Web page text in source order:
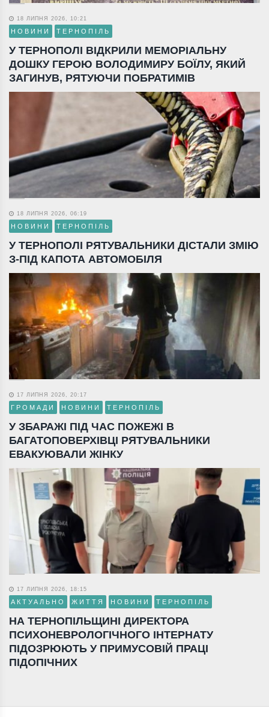
18 ЛИПНЯ 2026, 10:21
НОВИНИ ТЕРНОПІЛЬ
У ТЕРНОПОЛІ ВІДКРИЛИ МЕМОРІАЛЬНУ
ДОШКУ ГЕРОЮ ВОЛОДИМИРУ БОЇЛУ, ЯКИЙ
ЗАГИНУВ, РЯТУЮЧИ ПОБРАТИМІВ
18 ЛИПНЯ 2026, 06:19
НОВИНИ ТЕРНОПІЛЬ
У ТЕРНОПОЛІ РЯТУВАЛЬНИКИ ДІСТАЛИ ЗМІЮ
З-ПІД КАПОТА АВТОМОБІЛЯ
17 ЛИПНЯ 2026, 20:17
ГРОМАДИ НОВИНИ ТЕРНОПІЛЬ
У ЗБАРАЖІ ПІД ЧАС ПОЖЕЖІ В
БАГАТОПОВЕРХІВЦІ РЯТУВАЛЬНИКИ
ЕВАКУЮВАЛИ ЖІНКУ
17 ЛИПНЯ 2026, 18:15
АКТУАЛЬНО ЖИТТЯ НОВИНИ ТЕРНОПІЛЬ
НА ТЕРНОПІЛЬЩИНІ ДИРЕКТОРА
ПСИХОНЕВРОЛОГІЧНОГО ІНТЕРНАТУ
ПІДОЗРЮЮТЬ У ПРИМУСОВІЙ ПРАЦІ
ПІДОПІЧНИХ